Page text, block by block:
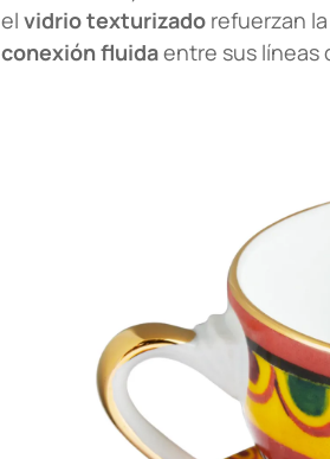
el vidrio texturizado refuerzan la
conexión fluidaentre sus líneas